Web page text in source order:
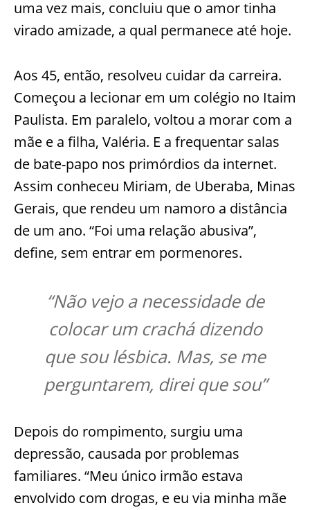
uma vez mais, concluiu que o amor tinha
virado amizade, a qual permanece até hoje.
Aos 45, então, resolveu cuidar da carreira.
Começou a lecionar em um colégio no Itaim
Paulista. Em paralelo, voltou a morar com a
mãe e a filha, Valéria. E a frequentar salas
de bate-papo nos primórdios da internet.
Assim conheceu Miriam, de Uberaba, Minas
Gerais, que rendeu um namoro a distância
de um ano. “Foi uma relação abusiva”,
define, sem entrar em pormenores.
“Não vejo a necessidade de
colocar um crachá dizendo
que sou lésbica. Mas, se me
perguntarem, direi que sou”
Depois do rompimento, surgiu uma
depressão, causada por problemas
familiares. “Meu único irmão estava
envolvido com drogas, e eu via minha mãe